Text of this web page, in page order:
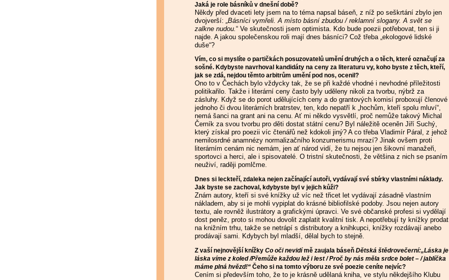
Jaká je role básníků v dnešní době?
Někdy před dvaceti lety jsem na to téma napsal báseň, z níž po seškrtání zbylo jen
dvojverší: „Básníci vymřeli. A místo básní zbudou / reklamní slogany. A svět se
zalkne nudou. “ Ve skutečnosti jsem optimista. Kdo bude poezii potřebovat, ten si ji
najde. A jakou společenskou roli mají dnes básníci? Což třeba „ekologové lidské
duše“?
Vím, co si myslíte o partičkách posuzovatelů umění druhých a o těch, které označují za
sošné. Kdybyste navrhoval kandidáty na ceny za literaturu vy, koho byste z těch, kteří,
jak se zdá, nejdou těmto arbitrům umění pod nos, ocenil?
Ono to v Čechách bylo vždycky tak, že se při každé vhodné i nevhodné příležitosti
politikařilo. Takže i literární ceny často byly uděleny nikoli za tvorbu, nýbrž za
zásluhy. Když se do porot udělujících ceny a do grantových komisí proboxují členové
jednoho či dvou literárních bratrstev, ten, kdo nepatří k „hochům, kteří spolu mluví“,
nemá šanci na grant ani na cenu. Ať mi někdo vysvětlí, proč nemůže takový Michal
Černík za svou tvorbu pro děti dostat státní cenu? Byl náležitě oceněn Jiří Suchý,
který získal pro poezii víc čtenářů než kdokoli jiný? A co třeba Vladimír Páral, z jehož
nemilosrdné anamnézy normalizačního konzumerismu mrazí? Jinak ovšem proti
literárním cenám nic nemám, jen ať národ vidí, že tu nejsou jen šikovní manažeři,
sportovci a herci, ale i spisovatelé. O tristní skutečnosti, že většina z nich se psaním
neuživí, raději pomlčme.
Dnes si leckteří, zdaleka nejen začínající autoři, vydávají své sbírky vlastními náklady.
Jak byste se zachoval, kdybyste byl v jejich kůži?
Znám autory, kteří si své knížky už víc než třicet let vydávají zásadně vlastním
nákladem, aby si je mohli vypiplat do krásné bibliofilské podoby. Jsou nejen autory
textu, ale rovněž ilustrátory a grafickými úpravci. Ve své občanské profesi si vydělají
dost peněz, proto si mohou dovolit zaplatit kvalitní tisk. A nepotřebují ty knížky prodat
na knižním trhu, takže se netrápí s distributory a knihkupci, knížky rozdávají anebo
prodávají sami. Kdybych byl mladší, dělal bych to stejně.
Z vaší nejnovější knížky Co oči nevidímě zaujala báseň Dětská štědrovečerní:„Láska je
láska víme z koled /Přemůže každou lež i lest / Proč by nás měla srdce bolet – / jablíčka
máme plná hvězd!“ Čeho si na tomto výboru ze své poezie ceníte nejvíc?
Cením si především toho, že to je krásně udělaná kniha, ve stylu někdejšího Klubu